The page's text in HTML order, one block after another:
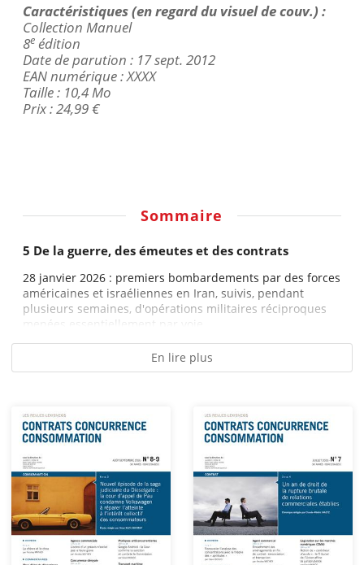
Caractéristiques (en regard du visuel decouv.) :
Collection Manuel
8e édition
Date de parution : 17 sept. 2012
EAN numérique : XXXX
Taille : 10,4 Mo
Prix : 24,99 €
Sommaire
5 De la guerre, des émeutes et des contrats
28 janvier 2026 : premiers bombardements par des forces
américaines et israéliennes en Iran, suivis, pendant
plusieurs semaines, d'opérations militaires réciproques
menées essentiellement par voie...
En lire plus